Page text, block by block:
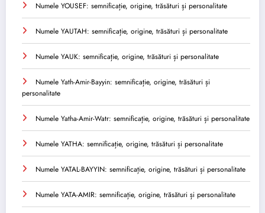
Numele YOUSEF: semnificație, origine, trăsături și personalitate
Numele YAUTAH: semnificație, origine, trăsături și personalitate
Numele YAUK: semnificație, origine, trăsături și personalitate
Numele Yath-Amir-Bayyin: semnificație, origine, trăsături și
personalitate
Numele Yatha-Amir-Watr: semnificație, origine, trăsături și personalitate
Numele YATHA: semnificație, origine, trăsături și personalitate
Numele YATAL-BAYYIN: semnificație, origine, trăsături și personalitate
Numele YATA-AMIR: semnificație, origine, trăsături și personalitate